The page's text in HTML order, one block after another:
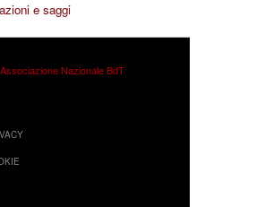
e saggi
Nazionale BdT